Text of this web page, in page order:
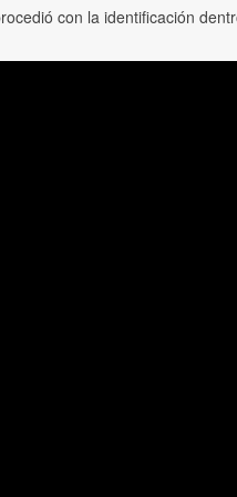
con la identificación